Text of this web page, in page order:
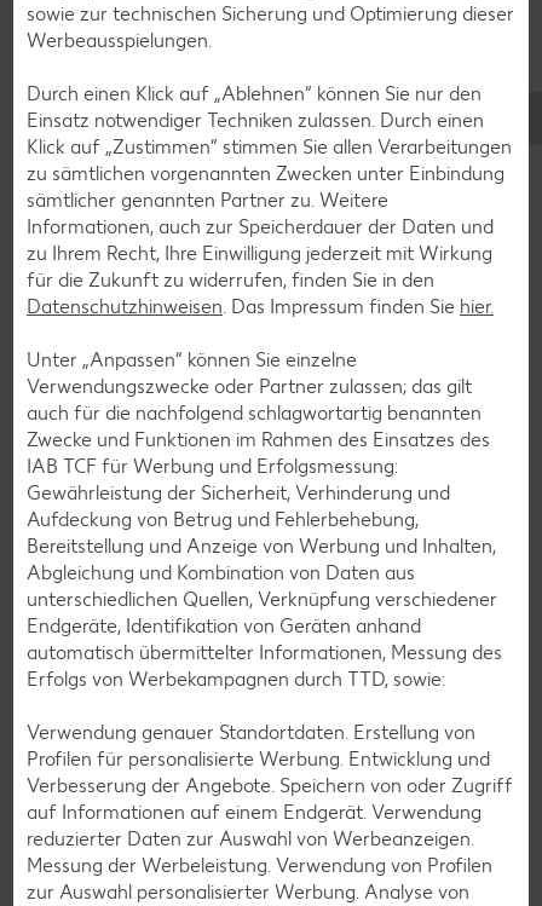
Glutenfreie Rezepte
Wer auf Gluten verzichtet, muss nicht automatisch auf
Vielfalt und Geschmack verzichten. Ob süß oder herzhaft –
mit unseren glutenfreien Rezepten zauberst du dir Gerichte,
die nicht nur verträglich, sondern auch richtig lecker sind.
Rezepte entdecken
sowie zur technischen Sicherung und Optimierung dieser
Werbeausspielungen.
Durch einen Klick auf „Ablehnen“ können Sie nur den
Einsatz notwendiger Techniken zulassen. Durch einen
Klick auf „Zustimmen“ stimmen Sie allen Verarbeitungen
zu sämtlichen vorgenannten Zwecken unter Einbindung
sämtlicher genannten Partner zu. Weitere
Informationen, auch zur Speicherdauer der Daten und
zu Ihrem Recht, Ihre Einwilligung jederzeit mit Wirkung
für die Zukunft zu widerrufen, finden Sie in den
Datenschutzhinweisen . Das Impressum finden Sie hier.
Unter „Anpassen“ können Sie einzelne
Verwendungszwecke oder Partner zulassen; das gilt
auch für die nachfolgend schlagwortartig benannten
Zwecke und Funktionen im Rahmen des Einsatzes des
IAB TCF für Werbung und Erfolgsmessung:
Gewährleistung der Sicherheit, Verhinderung und
Aufdeckung von Betrug und Fehlerbehebung,
Bereitstellung und Anzeige von Werbung und Inhalten,
Abgleichung und Kombination von Daten aus
unterschiedlichen Quellen, Verknüpfung verschiedener
Endgeräte, Identifikation von Geräten anhand
automatisch übermittelter Informationen, Messung des
Erfolgs von Werbekampagnen durch TTD, sowie:
Verwendung genauer Standortdaten. Erstellung von
Profilen für personalisierte Werbung. Entwicklung und
Verbesserung der Angebote. Speichern von oder Zugriff
auf Informationen auf einem Endgerät. Verwendung
reduzierter Daten zur Auswahl von Werbeanzeigen.
Messung der Werbeleistung. Verwendung von Profilen
zur Auswahl personalisierter Werbung. Analyse von